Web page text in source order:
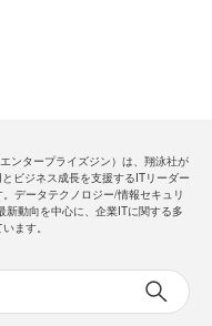
ンタープライズジン）は、翔泳社が
ビジネス成長を支援するITリーダー
データテクノロジー/情報セキュリ
新動向を中心に、企業ITに関する多
ます。